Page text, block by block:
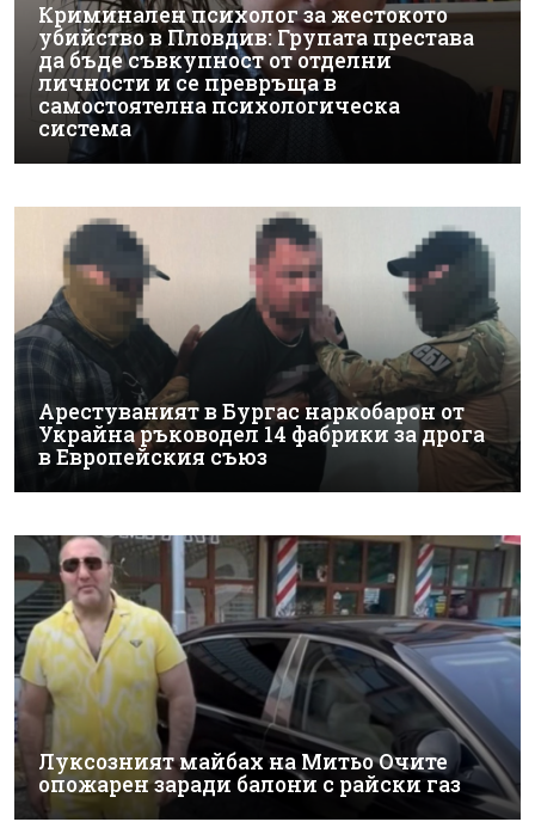
Криминален психолог за жестокото
убийство в Пловдив: Групата престава
да бъде съвкупност от отделни
личности и се превръща в
самостоятелна психологическа
система
Арестуваният в Бургас наркобарон от
Украйна ръководел 14 фабрики за дрога
в Европейския съюз
Луксозният майбах на Митьо Очите
опожарен заради балони с райски газ